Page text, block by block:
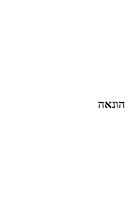
הונאה